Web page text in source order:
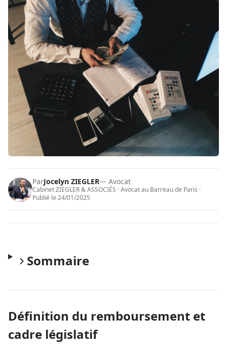
ParJocelyn ZIEGLER— Avocat
Cabinet ZIEGLER & ASSOCIÉS · Avocat au Barreau de Paris ·
Publié le 24/01/2025
Sommaire
Définition du remboursement et
cadre législatif